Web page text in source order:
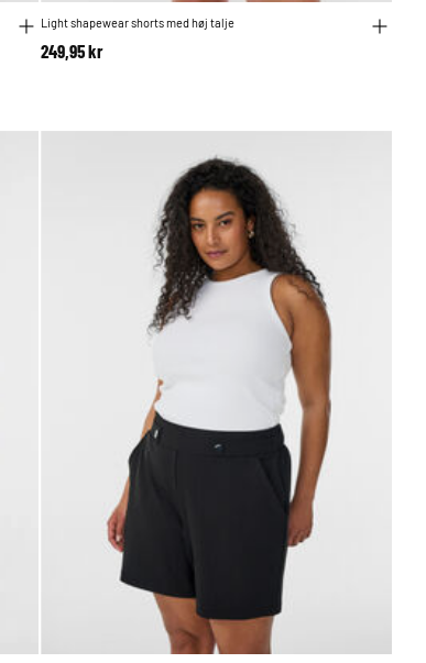
Light shapewear shorts med høj talje
249,95 kr